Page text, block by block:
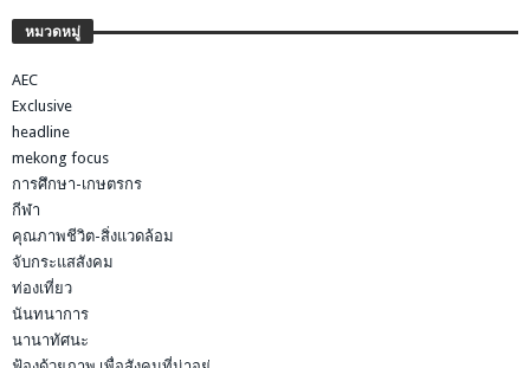
หมวดหมู่
AEC
Exclusive
headline
mekong focus
การศึกษา-เกษตรกร
กีฬา
คุณภาพชีวิต-สิ่งแวดล้อม
จับกระแสสังคม
ท่องเที่ยว
นันทนาการ
นานาทัศนะ